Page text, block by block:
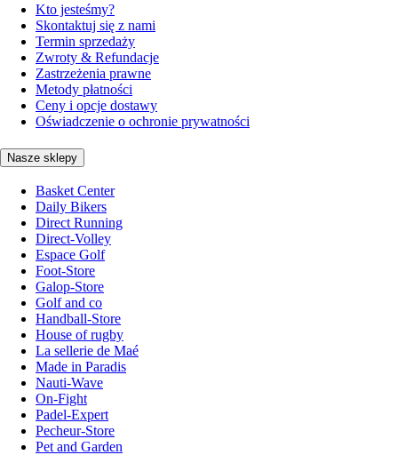
Kto jesteśmy?
Skontaktuj się z nami
Termin sprzedaży
Zwroty & Refundacje
Zastrzeżenia prawne
Metody płatności
Ceny i opcje dostawy
Oświadczenie o ochronie prywatności
Nasze sklepy
Basket Center
Daily Bikers
Direct Running
Direct-Volley
Espace Golf
Foot-Store
Galop-Store
Golf and co
Handball-Store
House of rugby
La sellerie de Maé
Made in Paradis
Nauti-Wave
On-Fight
Padel-Expert
Pecheur-Store
Pet and Garden